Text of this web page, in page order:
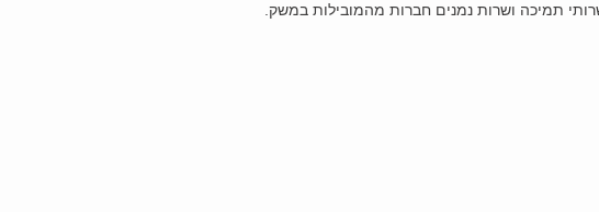
תמיכה ושרות נמנים חברות מהמובילות במשק.